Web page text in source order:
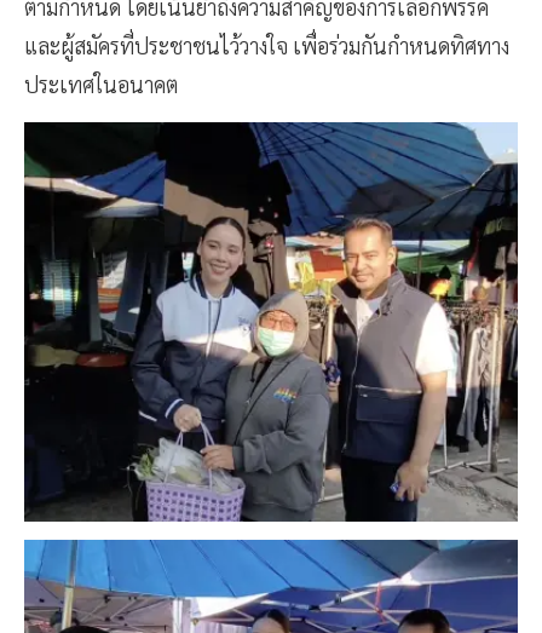
ตามกำหนด โดยเน้นย้ำถึงความสำคัญของการเลือกพรรค
และผู้สมัครที่ประชาชนไว้วางใจ เพื่อร่วมกันกำหนดทิศทาง
ประเทศในอนาคต